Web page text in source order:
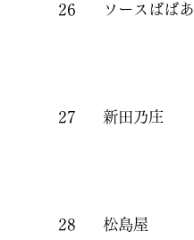
26 ソースばばあ
27 新田乃庄
28 松島屋